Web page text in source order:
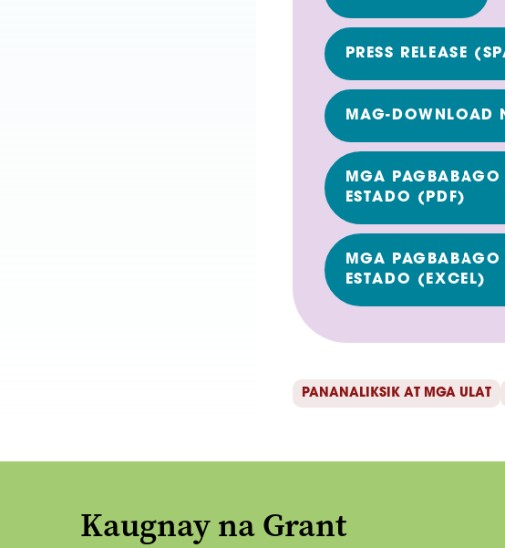
PRESS RELEASE
MAG-
MGA
ESTADO (PDF)
MGA
ESTADO (EXCEL)
PANANALIKSIK AT MGA ULAT
Kaugnay na Grant